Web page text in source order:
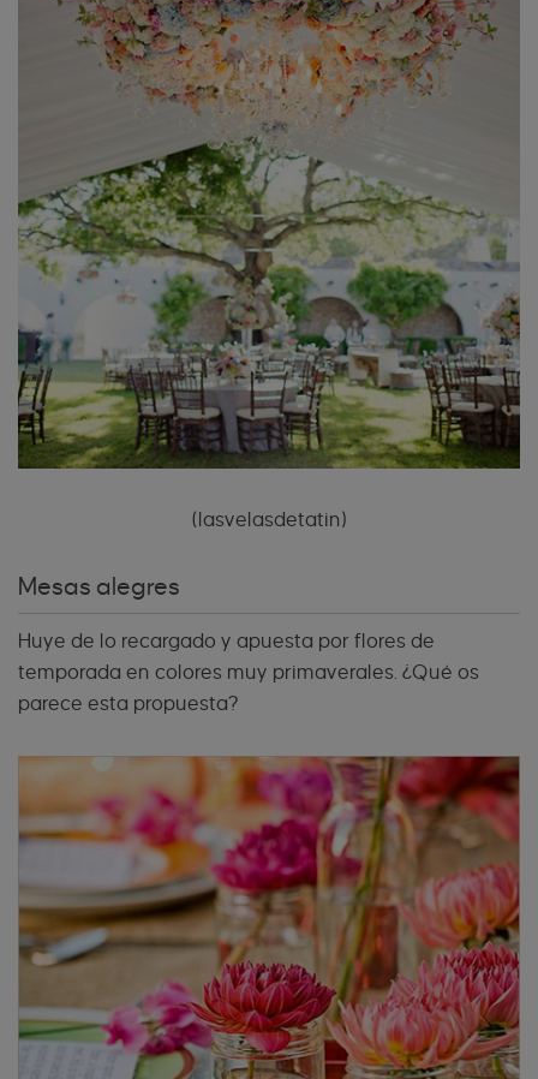
(lasvelasdetatin)
Mesas alegres
Huye de lo recargado y apuesta por flores de
temporada en colores muy primaverales. ¿Qué os
parece esta propuesta?